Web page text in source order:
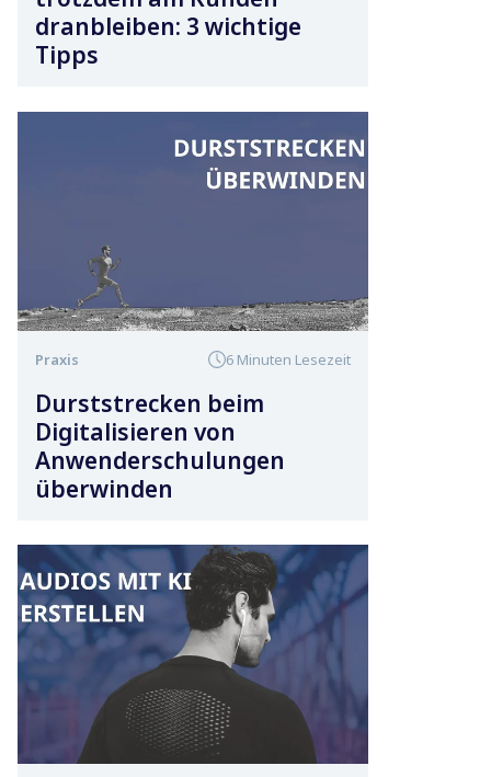
dranbleiben: 3 wichtige
Tipps
Praxis 6 Minuten Lesezeit
Durststrecken beim
Digitalisieren von
Anwenderschulungen
überwinden